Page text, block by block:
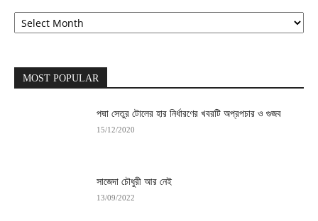
Archives
MOST POPULAR
পদ্মা সেতুর টোলের হার নির্ধারণের খবরটি অপ্রপচার ও গুজব
15/12/2020
সাজেদা চৌধুরী আর নেই
13/09/2022